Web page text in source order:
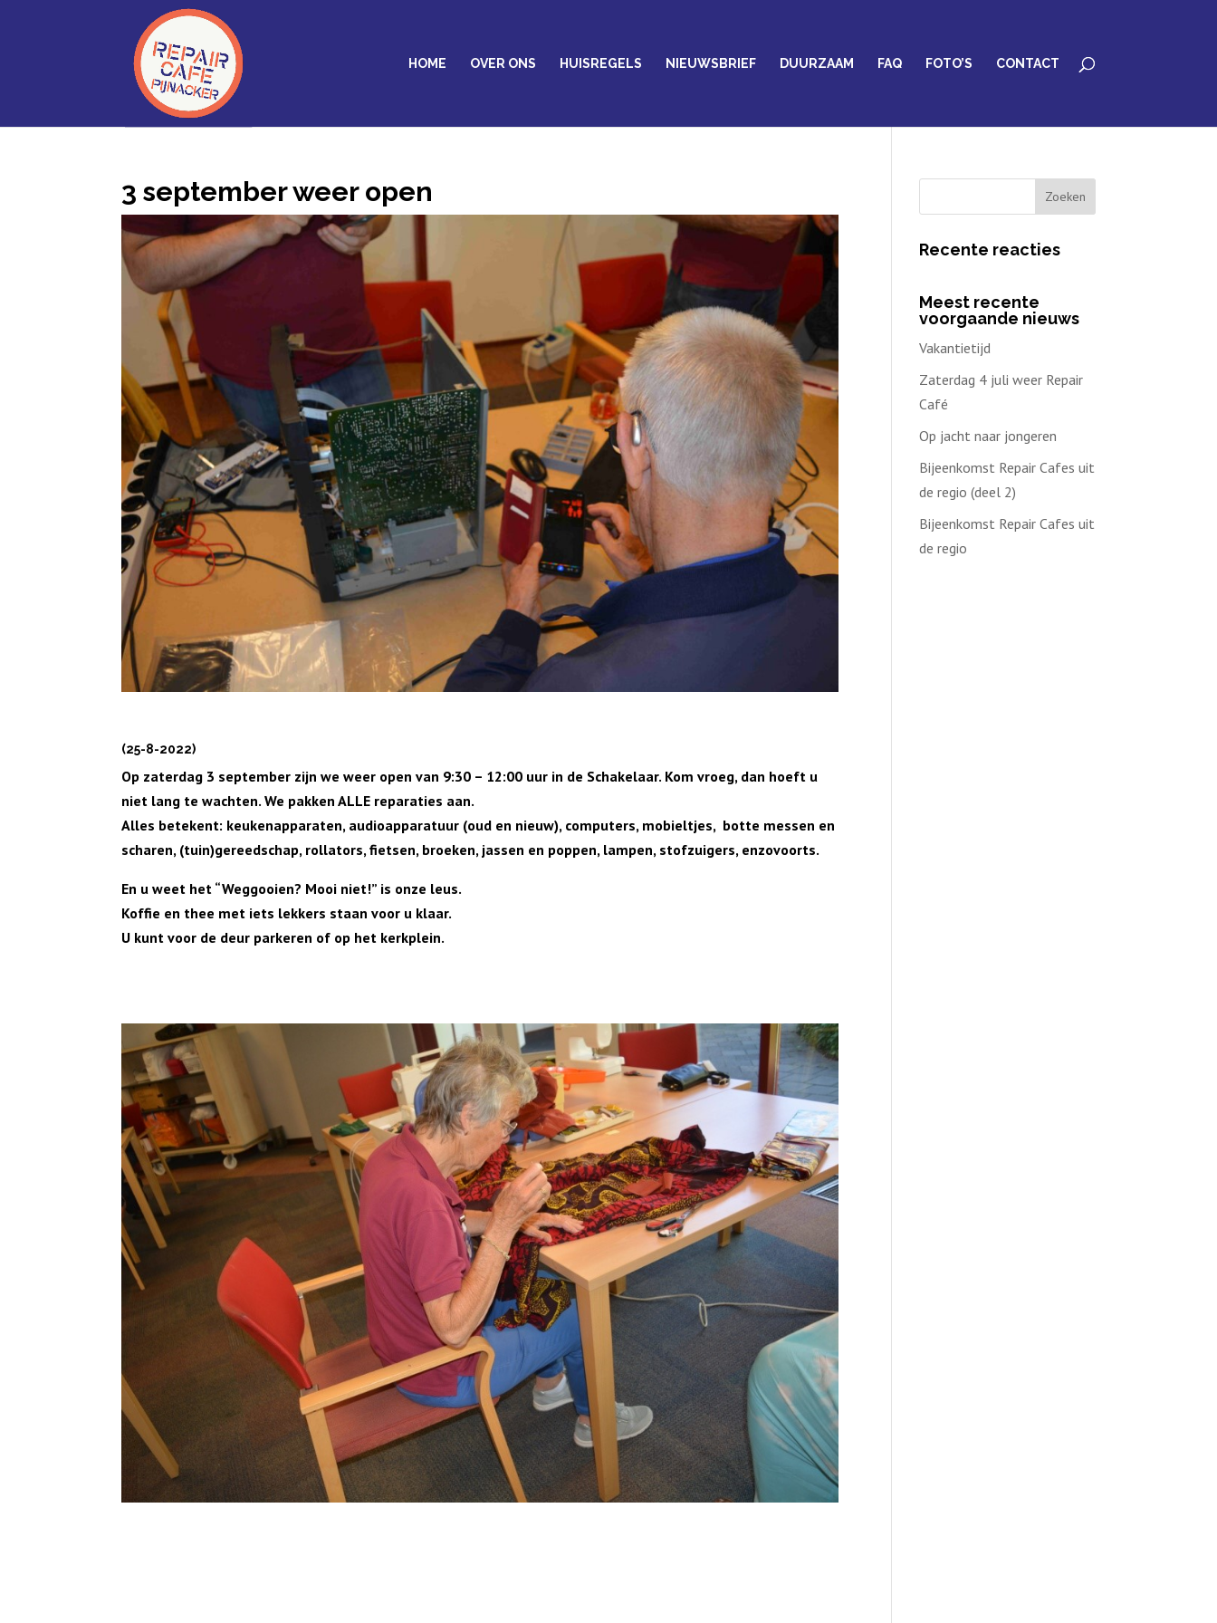
HOME OVER ONS HUISREGELS NIEUWSBRIEF DUURZAAM FAQ FOTO’S CONTACT
3 september weer open
(25-8-2022)
Op zaterdag 3 september zijn we weer open van 9:30 – 12:00 uur in de Schakelaar. Kom vroeg, dan hoeft u
niet lang te wachten. We pakken ALLE reparaties aan.
Alles betekent: keukenapparaten, audioapparatuur (oud en nieuw), computers, mobieltjes, botte messen en
scharen, (tuin)gereedschap, rollators, fietsen, broeken, jassen en poppen, lampen, stofzuigers, enzovoorts.
En u weet het “Weggooien? Mooi niet!” is onze leus.
Koffie en thee met iets lekkers staan voor u klaar.
U kunt voor de deur parkeren of op het kerkplein.
Recente reacties
Meest recente
voorgaande nieuws
Vakantietijd
Zaterdag 4 juli weer Repair
Café
Op jacht naar jongeren
Bijeenkomst Repair Cafes uit
de regio (deel 2)
Bijeenkomst Repair Cafes uit
de regio